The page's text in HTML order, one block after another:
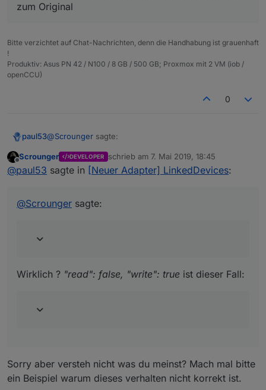
"read": false
Alle anderen Fälle: bidirektional.
steht wird nur gespiegelt, den rest macht der
zum Original
Bitte verzichtet auf Chat-Nachrichten, denn die Handhabung ist grauenhaft
!
Produktiv: Asus PN 42 / N100 / 8 GB / 500 GB; Proxmox mit 2 VM (iob /
openCCU)
0
paul53@Scrounger sagte:
In deinem Fall würde das parentObjekt nix mit
Offline
Scrounger DEVELOPER schrieb am 7. Mai 2019, 18:45
zuletzt editiert von
@paul53 sagte in [Neuer Adapter] LinkedDevices:
@Scrounger sagte:
Wirklich ? "read": false, "write": true ist dieser Fall:
Sorry aber versteh nicht was du meinst? Mach mal bitte
ein Beispiel warum dieses verhalten nicht korrekt ist.